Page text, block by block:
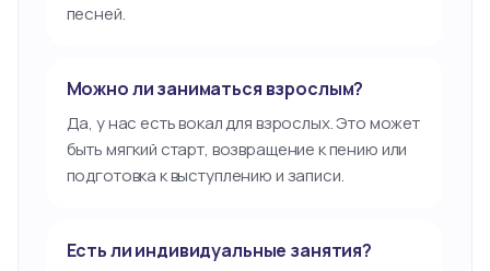
песней.
Можно ли заниматься взрослым?
Да, у нас есть вокал для взрослых. Это может
быть мягкий старт, возвращение к пению или
подготовка к выступлению и записи.
Есть ли индивидуальные занятия?